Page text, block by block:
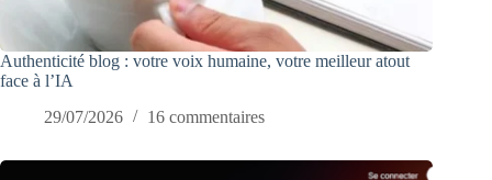
Authenticité blog : votre voix humaine, votre meilleur atout
face à l’IA
29/07/2026
16 commentaires